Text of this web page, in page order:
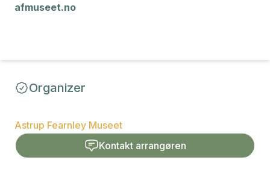
afmuseet.no
Organizer
Astrup Fearnley Museet
Kontakt arrangøren